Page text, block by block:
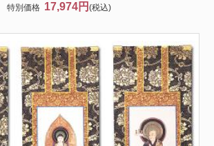
特別価格 17,974円(税込)